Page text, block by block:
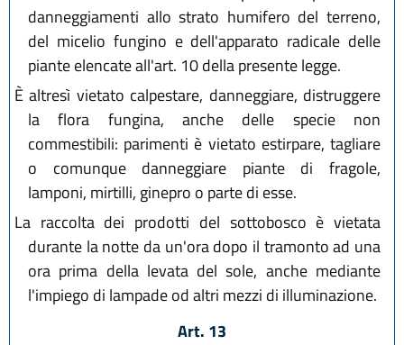
danneggiamenti allo strato humifero del terreno,
del micelio fungino e dell'apparato radicale delle
piante elencate all'art. 10 della presente legge.
È altresì vietato calpestare, danneggiare, distruggere
la flora fungina, anche delle specie non
commestibili: parimenti è vietato estirpare, tagliare
o comunque danneggiare piante di fragole,
lamponi, mirtilli, ginepro o parte di esse.
La raccolta dei prodotti del sottobosco è vietata
durante la notte da un'ora dopo il tramonto ad una
ora prima della levata del sole, anche mediante
l'impiego di lampade od altri mezzi di illuminazione.
Art. 13